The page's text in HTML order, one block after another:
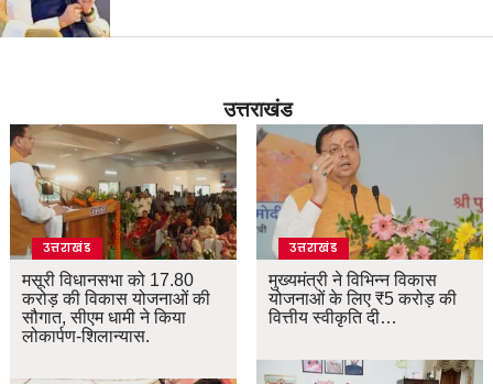
उत्तराखंड
उत्तराखंड
मसूरी विधानसभा को 17.80
करोड़ की विकास योजनाओं की
सौगात, सीएम धामी ने किया
लोकार्पण-शिलान्यास.
उत्तराखंड
मुख्यमंत्री ने विभिन्न विकास
योजनाओं के लिए ₹5 करोड़ की
वित्तीय स्वीकृति दी…